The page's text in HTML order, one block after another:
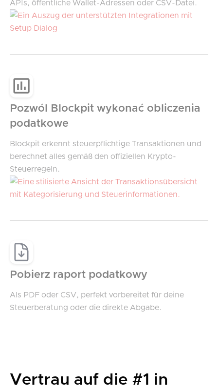
APIs, öffentliche Wallet-Adressen oder CSV-Datei.
Pozwól Blockpit wykonać obliczenia
podatkowe
Blockpit erkennt steuerpflichtige Transaktionen und
berechnet alles gemäß den offiziellen Krypto-
Steuerregeln.
Pobierz raport podatkowy
Als PDF oder CSV, perfekt vorbereitet für deine
Steuerberatung oder die direkte Abgabe.
Vertrau auf die #1 in